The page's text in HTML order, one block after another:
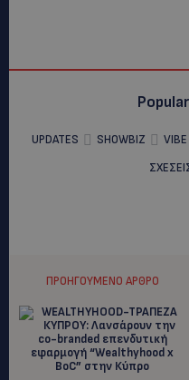
UPDATES SHOWBIZ
ΠΡΟΗΓΟΎΜΕΝΟ ΆΡΘΡΟ